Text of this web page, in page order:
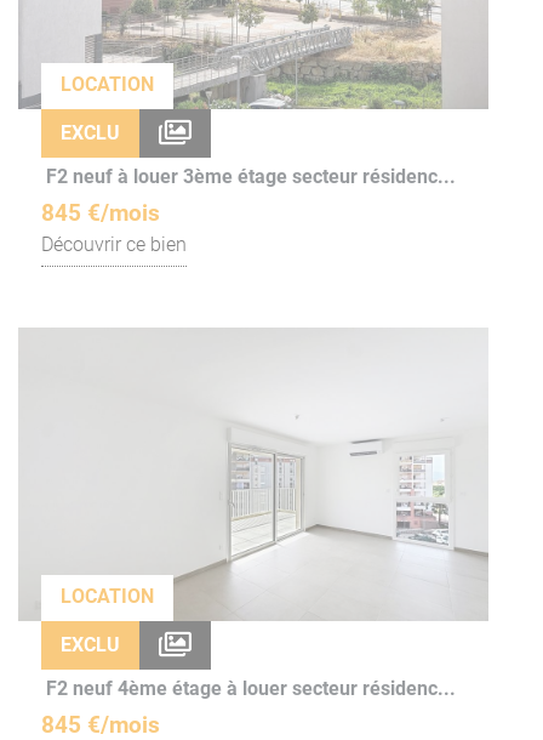
LOCATION
EXCLU
F2 neuf à louer 3ème étage secteur résidenc...
845 €/mois
Découvrir ce bien
LOCATION
EXCLU
F2 neuf 4ème étage à louer secteur résidenc...
845 €/mois